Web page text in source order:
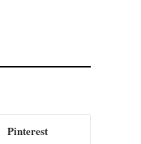
Pinterest